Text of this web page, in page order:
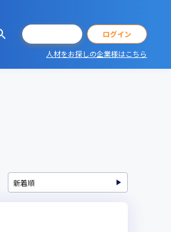
ログイン
人材をお探しの企業様はこちら